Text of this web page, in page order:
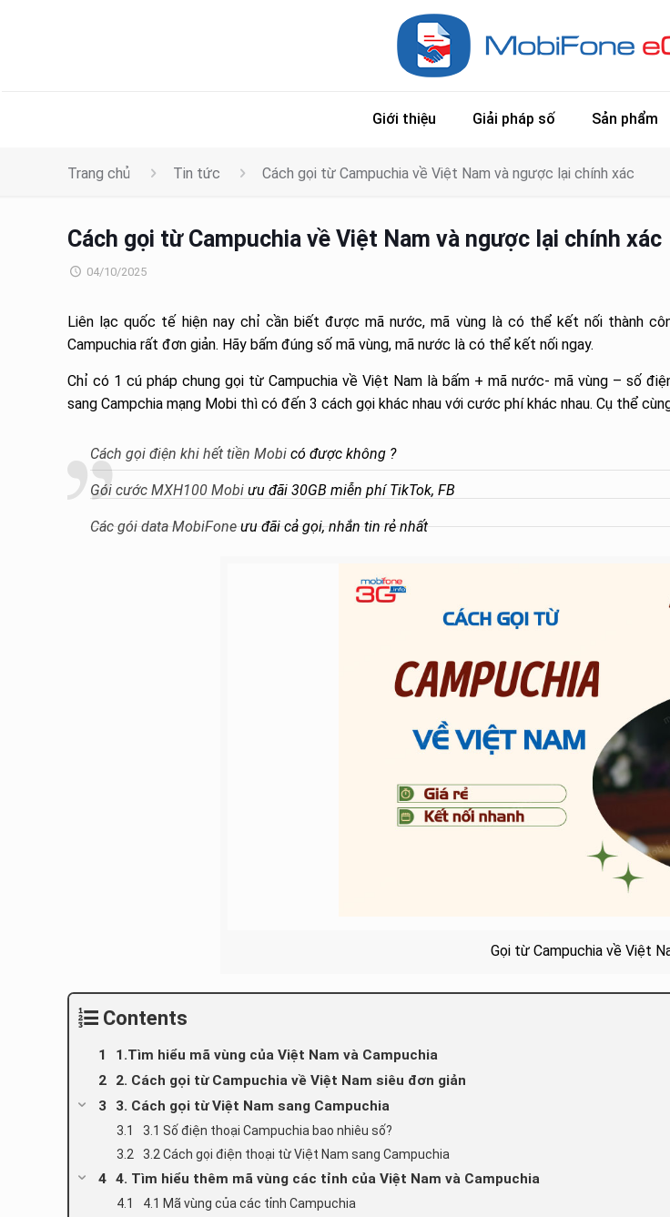
Giới thiệu Giải pháp số Sản phẩm
Trang chủ Tin tức Cách gọi từ Campuchia về Việt Nam và ngược lại chính xác
Cách gọi từ Campuchia về Việt Nam và ngược lại chính xác
04/10/2025
Liên lạc quốc tế hiện nay chỉ cần biết được mã nước, mã vùng là có thể kết nối thành
Campuchia rất đơn giản. Hãy bấm đúng số mã vùng, mã nước là có thể kết nối ngay.
Chỉ có 1 cú pháp chung gọi từ Campuchia về Việt Nam là bấm + mã nước- mã vùng – số
sang Campchia mạng Mobi thì có đến 3 cách gọi khác nhau với cước phí khác nhau. Cụ thể
Cách gọi điện khi hết tiền Mobi có được không ?
Gói cước MXH100 Mobi ưu đãi 30GB miễn phí TikTok, FB
Các gói data MobiFoneưu đãi cả gọi, nhắn tin rẻ nhất
Gọi từ Campuchia về Việt
Contents
1.Tìm hiểu mã vùng của Việt Nam và Campuchia
2. Cách gọi từ Campuchia về Việt Nam siêu đơn giản
3. Cách gọi từ Việt Nam sang Campuchia
3.1 Số điện thoại Campuchia bao nhiêu số?
3.2 Cách gọi điện thoại từ Việt Nam sang Campuchia
4. Tìm hiểu thêm mã vùng các tỉnh của Việt Nam và Campuchia
4.1 Mã vùng của các tỉnh Campuchia